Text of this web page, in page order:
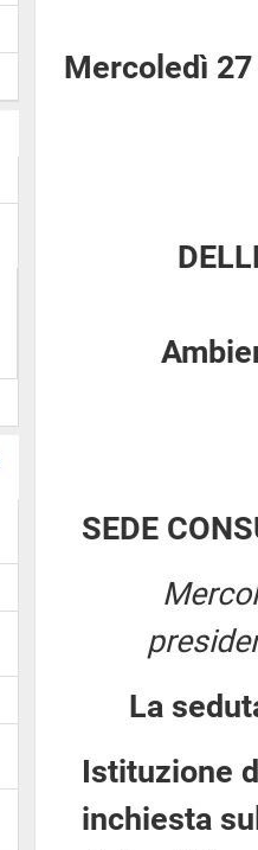
Mercoledì
SEDE
La
Istituzione
inchiesta